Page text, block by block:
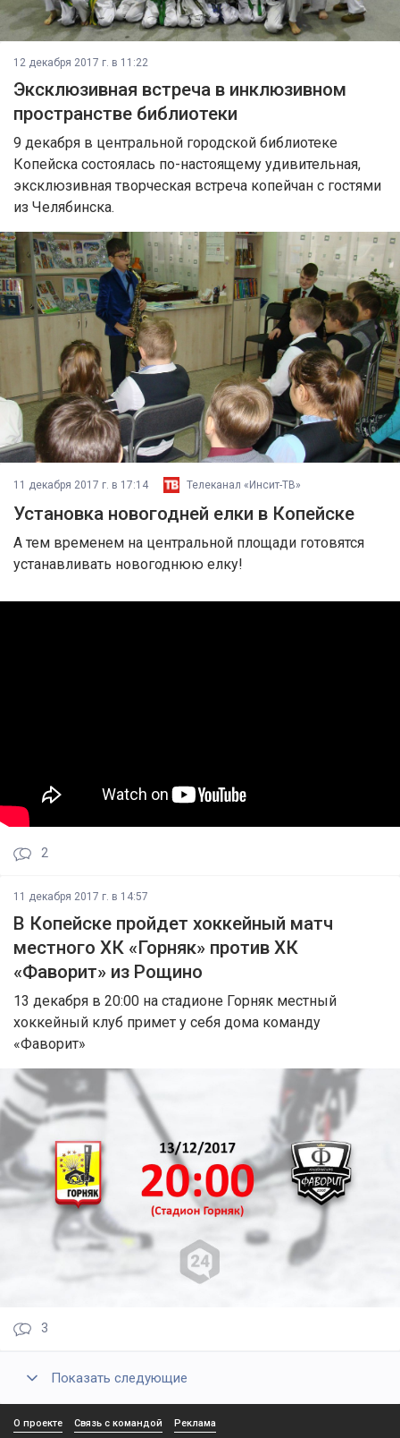
12 декабря 2017 г. в 11:22
Эксклюзивная встреча в инклюзивном
пространстве библиотеки
9 декабря в центральной городской библиотеке
Копейска состоялась по-настоящему удивительная,
эксклюзивная творческая встреча копейчан с гостями
из Челябинска.
11 декабря 2017 г. в 17:14 Телеканал «Инсит-ТВ»
Установка новогодней елки в Копейске
А тем временем на центральной площади готовятся
устанавливать новогоднюю елку!
2
11 декабря 2017 г. в 14:57
В Копейске пройдет хоккейный матч
местного ХК «Горняк» против ХК
«Фаворит» из Рощино
13 декабря в 20:00 на стадионе Горняк местный
хоккейный клуб примет у себя дома команду
«Фаворит»
3
Показать следующие
О проекте Связь с командой Реклама